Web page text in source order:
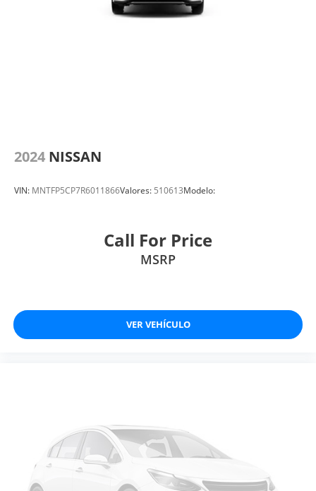
2024 NISSAN
VIN: MNTFP5CP7R6011866Valores: 510613Modelo:
Call For Price
MSRP
VER VEHÍCULO